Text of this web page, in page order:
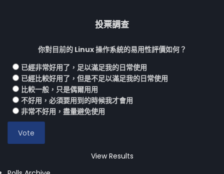
投票調查
你對目前的 Linux 操作系統的易用性評價如何？
已經非常好用了，足以滿足我的日常使用
已經比較好用了，但是不足以滿足我的日常使用
比較一般，只是偶爾用用
不好用，必須要用到的時候我才會用
非常不好用，盡量避免使用
View Results